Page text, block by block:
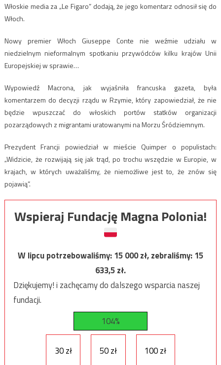
Włoskie media za „Le Figaro” dodają, że jego komentarz odnosił się do
Włoch.
Nowy premier Włoch Giuseppe Conte nie weźmie udziału w
niedzielnym nieformalnym spotkaniu przywódców kilku krajów Unii
Europejskiej w sprawie…
Wypowiedź Macrona, jak wyjaśniła francuska gazeta, była
komentarzem do decyzji rządu w Rzymie, który zapowiedział, że nie
będzie wpuszczać do włoskich portów statków organizacji
pozarządowych z migrantami uratowanymi na Morzu Śródziemnym.
Prezydent Francji powiedział w mieście Quimper o populistach:
„Widzicie, że rozwijają się jak trąd, po trochu wszędzie w Europie, w
krajach, w których uważaliśmy, że niemożliwe jest to, że znów się
pojawią”.
Wspieraj Fundację Magna Polonia!
W lipcu potrzebowaliśmy:15 000zł, zebraliśmy:15
633,5zł.
Dziękujemy! i zachęcamy do dalszego wsparcia naszej
fundacji.
104%
30 zł 50 zł 100 zł